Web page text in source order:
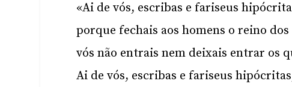
«Ai de vós, escribas e fariseus
porque fechais aos homens o reino dos
vós não entrais nem deixais entrar os
Ai de vós, escribas e fariseus